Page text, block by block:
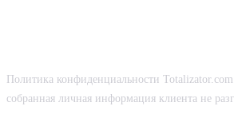
Политика конфиденциальности Totalizator.com
собранная личная информация клиента не